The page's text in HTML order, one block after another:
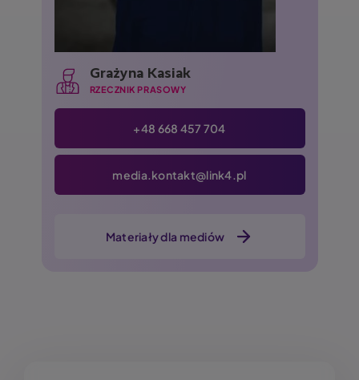
Grażyna Kasiak
RZECZNIK PRASOWY
+48 668 457 704
media.kontakt@link4.pl
Materiały dla mediów